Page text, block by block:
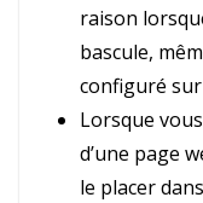
raison
bascule,
configuré
Lorsque
d’une page
le placer